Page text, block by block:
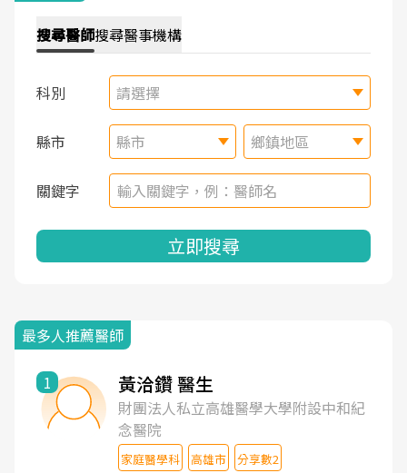
搜尋醫師搜尋醫事機構
科別 請選擇
縣市 縣市 鄉鎮地區
關鍵字
立即搜尋
最多人推薦醫師
1 黃洽鑽 醫生
財團法人私立高雄醫學大學附設中和紀
念醫院
家庭醫學科 高雄市 分享數2